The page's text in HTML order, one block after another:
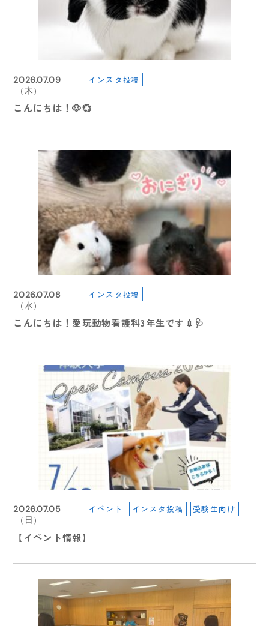
2026.07.09
（木）
インスタ投稿
こんにちは！🐶💞
2026.07.08
（水）
インスタ投稿
こんにちは！愛玩動物看護科3年生です💉🩺
2026.07.05
（日）
イベント インスタ投稿 受験生向け
【イベント情報】